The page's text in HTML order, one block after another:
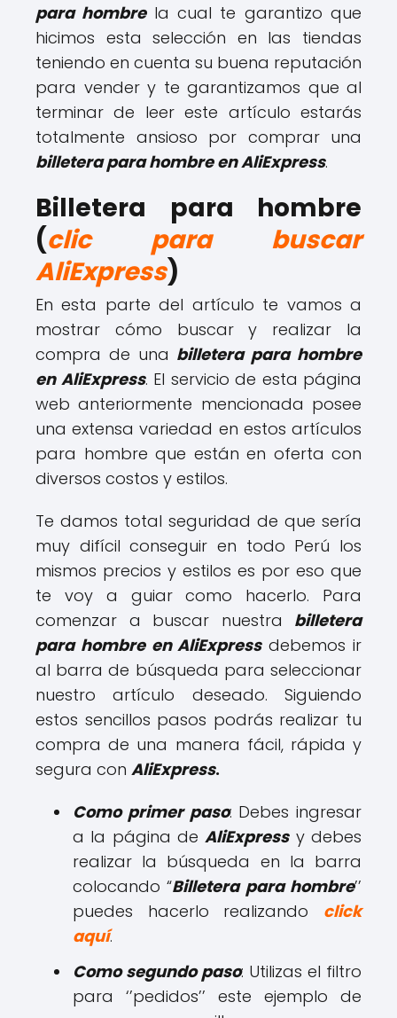
para hombre la cual te garantizo que
hicimos esta selección en las tiendas
teniendo en cuenta su buena reputación
para vender y te garantizamos que al
terminar de leer este artículo estarás
totalmente ansioso por comprar una
billetera para hombre en AliExpress.
Billetera para hombre
(clic para buscar
AliExpress)
En esta parte del artículo te vamos a
mostrar cómo buscar y realizar la
compra de una billetera para hombre
en AliExpress. El servicio de esta página
web anteriormente mencionada posee
una extensa variedad en estos artículos
para hombre que están en oferta con
diversos costos y estilos.
Te damos total seguridad de que sería
muy difícil conseguir en todo Perú los
mismos precios y estilos es por eso que
te voy a guiar como hacerlo. Para
comenzar a buscar nuestra billetera
para hombre en AliExpressdebemos ir
al barra de búsqueda para seleccionar
nuestro artículo deseado. Siguiendo
estos sencillos pasos podrás realizar tu
compra de una manera fácil, rápida y
segura con AliExpress.
Como primer paso: Debes ingresar
a la página deAliExpressy debes
realizar la búsqueda en la barra
colocando “Billetera para hombre’’
puedes hacerlo realizando click
aquí.
Como segundo paso: Utilizas el filtro
para ‘’pedidos’’ este ejemplo de